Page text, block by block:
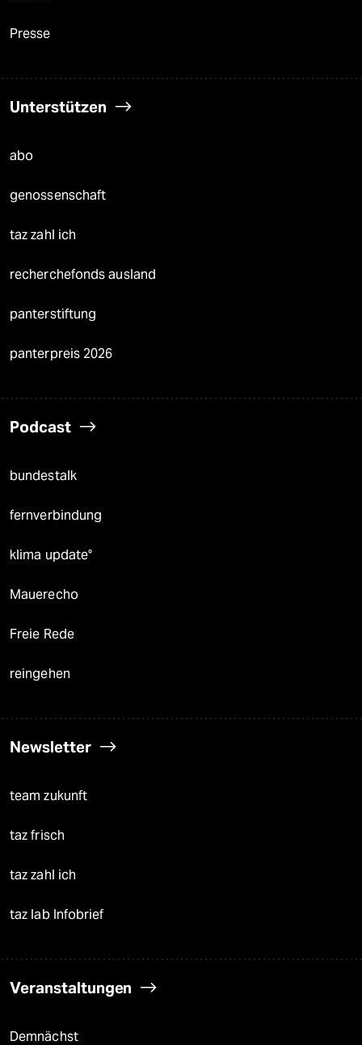
Presse
Unterstützen
abo
genossenschaft
taz zahl ich
recherchefonds ausland
panterstiftung
panterpreis 2026
Podcast
bundestalk
fernverbindung
klima update°
Mauerecho
Freie Rede
reingehen
Newsletter
team zukunft
taz frisch
taz zahl ich
taz lab Infobrief
Veranstaltungen
Demnächst